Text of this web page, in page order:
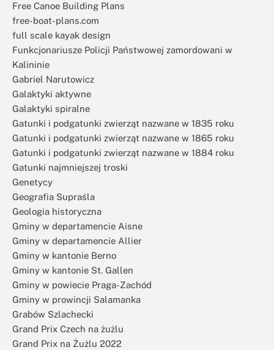
Free Canoe Building Plans
free-boat-plans.com
full scale kayak design
Funkcjonariusze Policji Państwowej zamordowani w
Kalininie
Gabriel Narutowicz
Galaktyki aktywne
Galaktyki spiralne
Gatunki i podgatunki zwierząt nazwane w 1835 roku
Gatunki i podgatunki zwierząt nazwane w 1865 roku
Gatunki i podgatunki zwierząt nazwane w 1884 roku
Gatunki najmniejszej troski
Genetycy
Geografia Supraśla
Geologia historyczna
Gminy w departamencie Aisne
Gminy w departamencie Allier
Gminy w kantonie Berno
Gminy w kantonie St. Gallen
Gminy w powiecie Praga-Zachód
Gminy w prowincji Salamanka
Grabów Szlachecki
Grand Prix Czech na żużlu
Grand Prix na Żużlu 2022